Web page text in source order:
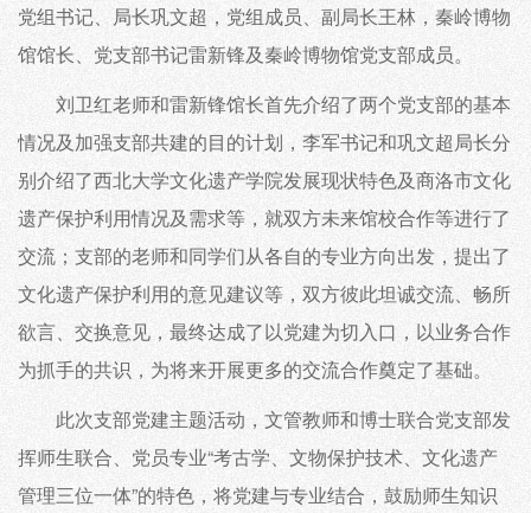
党组书记、局长巩文超，党组成员、副局长王林，秦岭博物
馆馆长、党支部书记雷新锋及秦岭博物馆党支部成员。
刘卫红老师和雷新锋馆长首先介绍了两个党支部的基本
情况及加强支部共建的目的计划，李军书记和巩文超局长分
别介绍了西北大学文化遗产学院发展现状特色及商洛市文化
遗产保护利用情况及需求等，就双方未来馆校合作等进行了
交流；支部的老师和同学们从各自的专业方向出发，提出了
文化遗产保护利用的意见建议等，双方彼此坦诚交流、畅所
欲言、交换意见，最终达成了以党建为切入口，以业务合作
为抓手的共识，为将来开展更多的交流合作奠定了基础。
此次支部党建主题活动，文管教师和博士联合党支部发
挥师生联合、党员专业“考古学、文物保护技术、文化遗产
管理三位一体”的特色，将党建与专业结合，鼓励师生知识